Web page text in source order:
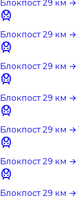
Блокпост 29 км →
Блокпост 29 км →
Блокпост 29 км
Блокпост 29 км →
Блокпост 29 км →
Блокпост 29 км →
Блокпост 29 км →